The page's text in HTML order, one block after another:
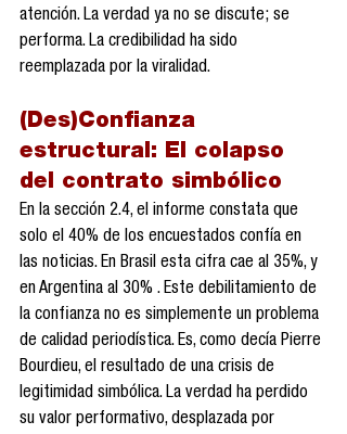
atención. La verdad ya no se discute; se
performa. La credibilidad ha sido
reemplazada por la viralidad.
(Des)Confianza
estructural: El colapso
del contrato simbólico
En la sección 2.4, el informe constata que
solo el 40% de los encuestados confía en
las noticias. En Brasil esta cifra cae al 35%, y
en Argentina al 30% . Este debilitamiento de
la confianza no es simplemente un problema
de calidad periodística. Es, como decía Pierre
Bourdieu, el resultado de una crisis de
legitimidad simbólica. La verdad ha perdido
su valor performativo, desplazada por